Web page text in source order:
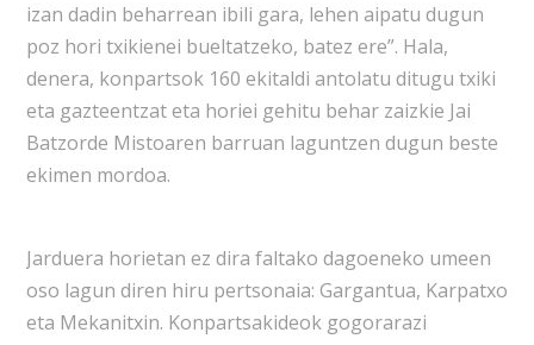
izan dadin beharrean ibili gara, lehen aipatu dugun
poz hori txikienei bueltatzeko, batez ere”. Hala,
denera, konpartsok 160 ekitaldi antolatu ditugu txiki
eta gazteentzat eta horiei gehitu behar zaizkie Jai
Batzorde Mistoaren barruan laguntzen dugun beste
ekimen mordoa.
Jarduera horietan ez dira faltako dagoeneko umeen
oso lagun diren hiru pertsonaia: Gargantua, Karpatxo
eta Mekanitxin. Konpartsakideok gogorarazi